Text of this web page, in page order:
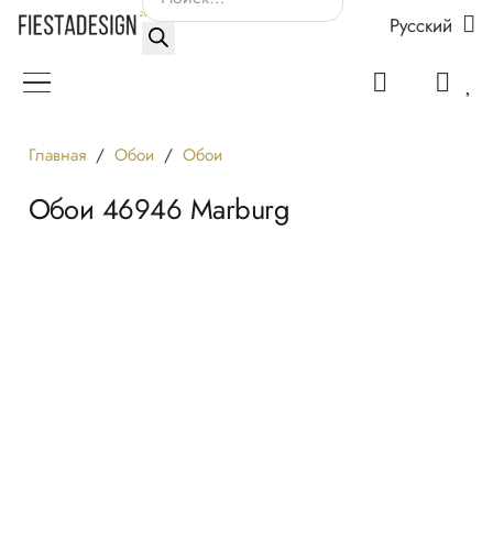
товаров
Русский
Главная / Обои / Обои
Обои 46946 Marburg